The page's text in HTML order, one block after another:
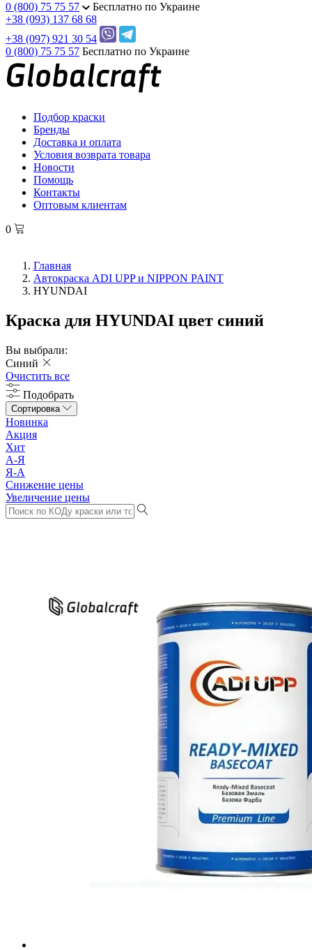
0 (800) 75 75 57
Бесплатно по Украине
+38 (093) 137 68 68
+38 (097) 921 30 54
0 (800) 75 75 57 Бесплатно по Украине
Подбор краски
Бренды
Доставка и оплата
Условия возврата товара
Новости
Помощь
Контакты
Оптовым клиентам
0
Главная
Автокраска ADI UPP и NIPPON PAINT
HYUNDAI
Краска для HYUNDAI цвет синий
Вы выбрали:
Синий
Очистить все
Подобрать
Сортировка
Новинка
Акция
Хит
А-Я
Я-А
Снижение цены
Увеличение цены